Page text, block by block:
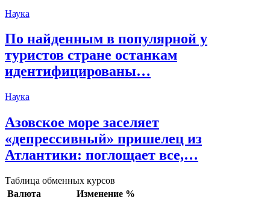
Наука
По найденным в популярной у
туристов стране останкам
идентифицированы…
Наука
Азовское море заселяет
«депрессивный» пришелец из
Атлантики: поглощает все,…
Таблица обменных курсов
Валюта
Изменение %